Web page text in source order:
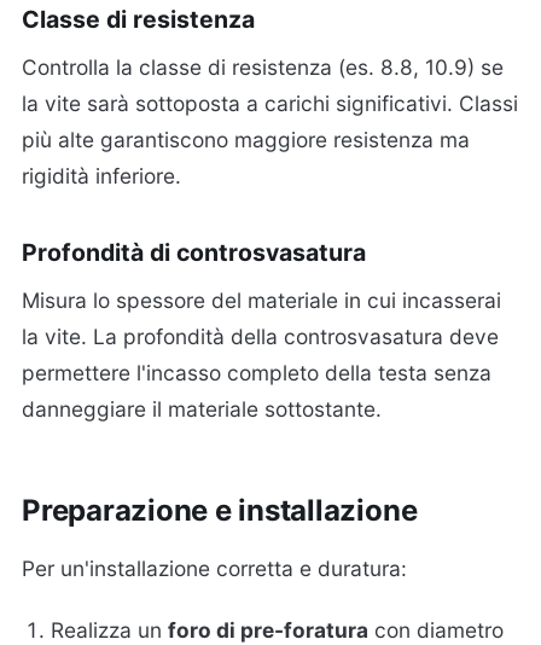
Classe di resistenza
Controlla la classe di resistenza (es. 8.8, 10.9) se
la vite sarà sottoposta a carichi significativi. Classi
più alte garantiscono maggiore resistenza ma
rigidità inferiore.
Profondità di controsvasatura
Misura lo spessore del materiale in cui incasserai
la vite. La profondità della controsvasatura deve
permettere l'incasso completo della testa senza
danneggiare il materiale sottostante.
Preparazione e installazione
Per un'installazione corretta e duratura:
Realizza unforo di pre-foratura con diametro